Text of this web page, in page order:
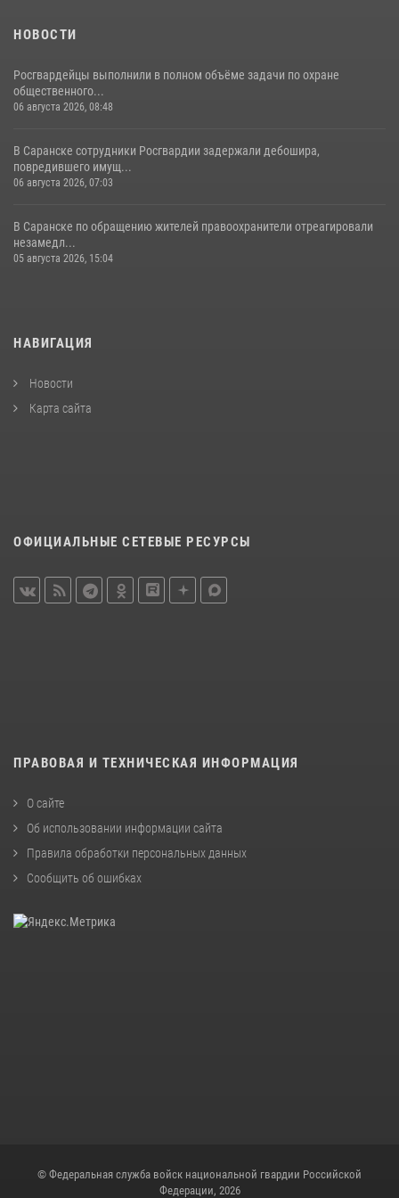
НОВОСТИ
Росгвардейцы выполнили в полном объёме задачи по охране
общественного...
06 августа 2026, 08:48
В Саранске сотрудники Росгвардии задержали дебошира,
повредившего имущ...
06 августа 2026, 07:03
В Саранске по обращению жителей правоохранители отреагировали
незамедл...
05 августа 2026, 15:04
НАВИГАЦИЯ
Новости
Карта сайта
ОФИЦИАЛЬНЫЕ СЕТЕВЫЕ РЕСУРСЫ
ПРАВОВАЯ И ТЕХНИЧЕСКАЯ ИНФОРМАЦИЯ
О сайте
Об использовании информации сайта
Правила обработки персональных данных
Сообщить об ошибках
© Федеральная служба войск национальной гвардии Российской
Федерации, 2026